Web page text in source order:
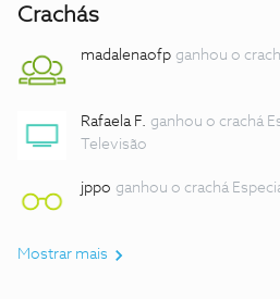
Crachás
madalenaofp ganhou o
Rafaela F. ganhou o crachá
Televisão
jppo ganhou o crachá
Mostrar mais